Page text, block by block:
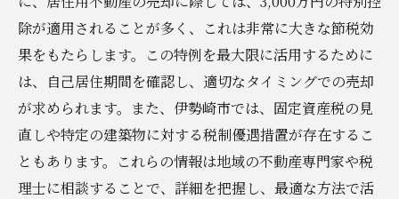
除が適用されることが多く、これは非常に大きな節税効
果をもたらします。この特例を最大限に活用するために
は、自己居住期間を確認し、適切なタイミングでの売却
が求められます。また、伊勢崎市では、固定資産税の見
直しや特定の建築物に対する税制優遇措置が存在するこ
ともあります。これらの情報は地域の不動産専門家や税
理士に相談することで、詳細を把握し、最適な方法で活